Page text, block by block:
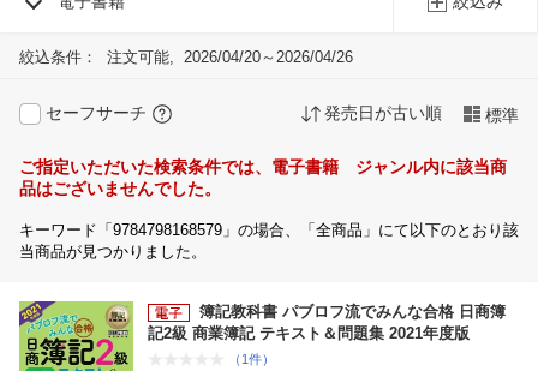
絞込条件： 注文可能 2026/04/20～2026/04/26
セーフサーチ 発売日が古い順 標準
ご指定いただいた検索条件では、電子書籍 ジャンル内に該当商
品はございませんでした。
キーワード「9784798168579」の場合、「全商品」にて以下のとおり該
当商品が見つかりました。
簿記教科書 パブロフ流でみんな合格 日商簿
記2級 商業簿記 テキスト＆問題集 2021年度版
（1件）